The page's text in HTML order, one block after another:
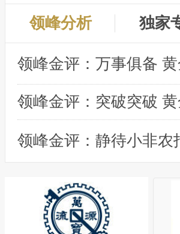
领峰分析 独家
领峰金评：突破突破